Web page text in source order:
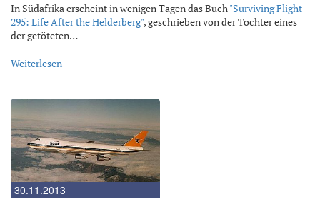
In Südafrika erscheint in wenigen Tagen das Buch"Surviving Flight
295: Life After the Helderberg", geschrieben von der Tochter eines
der getöteten…
Weiterlesen
30.11.2013